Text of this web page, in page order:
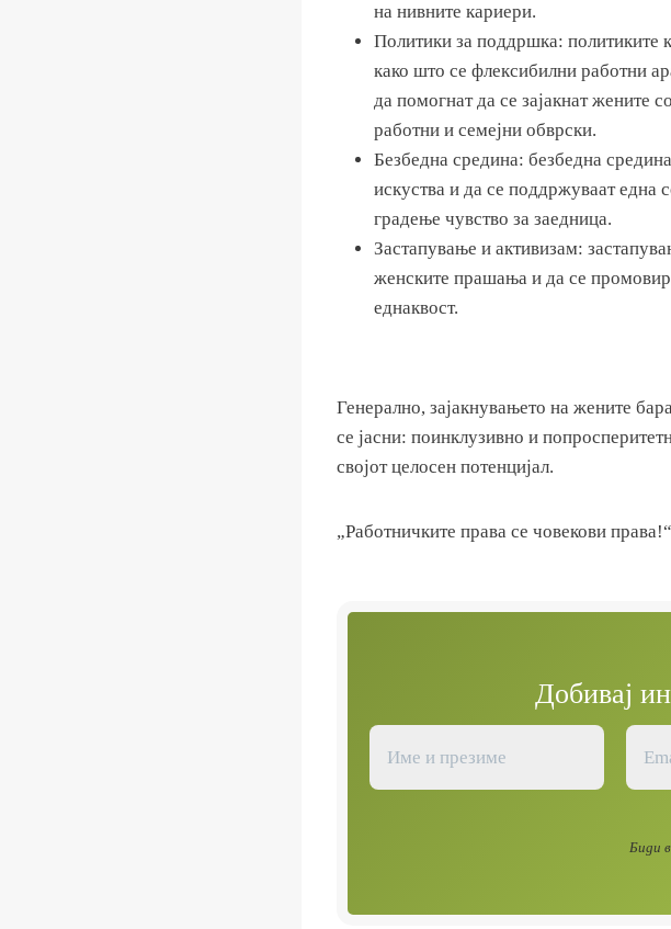
на нивните кариери.
Политики за поддршка: политиките
како што се флексибилни работни
да помогнат да се зајакнат жените
работни и семејни обврски.
Безбедна средина: безбедна
искуства и да се поддржуваат една
градење чувство за заедница.
Застапување и активизам:
женските прашања и да се
еднаквост.
Генерално, зајакнувањето на жените
се јасни: поинклузивно и
својот целосен потенцијал.
„Работничките права се човекови права!“
Добивај
Биди